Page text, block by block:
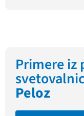
Primere iz
Peloz